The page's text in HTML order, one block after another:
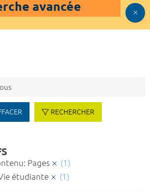
avancée
RECHERCHER
Pages
(1)
étudiante
(1)